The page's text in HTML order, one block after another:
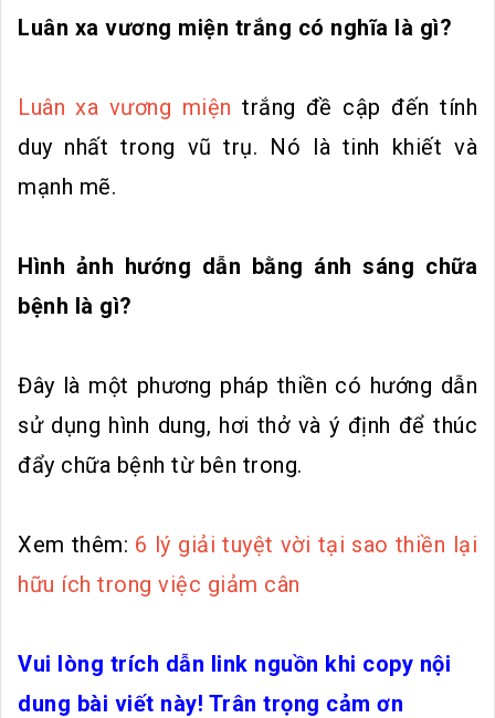
Luân xa vương miện trắng có nghĩa là gì?
Luân xa vương miện trắng đề cập đến tính
duy nhất trong vũ trụ. Nó là tinh khiết và
mạnh mẽ.
Hình ảnh hướng dẫn bằng ánh sáng chữa
bệnh là gì?
Đây là một phương pháp thiền có hướng dẫn
sử dụng hình dung, hơi thở và ý định để thúc
đẩy chữa bệnh từ bên trong.
Xem thêm: 6 lý giải tuyệt vời tại sao thiền lại
hữu ích trong việc giảm cân
Vui lòng trích dẫn link nguồn khi copy nội
dung bài viết này! Trân trọng cảm ơn